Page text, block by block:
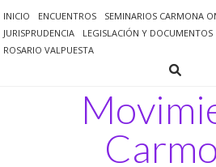
al
contenido
INICIO ENCUENTROS SEMINARIOS CARMONA
JURISPRUDENCIA
LEGISLACIÓN Y DOCUMENTOS
ROSARIO VALPUESTA